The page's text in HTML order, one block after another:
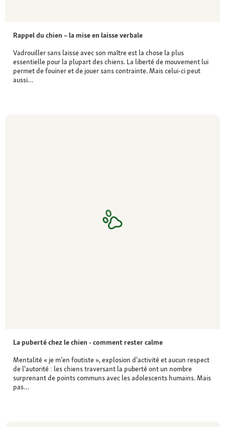
Rappel du chien – la mise en laisse verbale
Vadrouiller sans laisse avec son maître est la chose la plus
essentielle pour la plupart des chiens. La liberté de mouvement lui
permet de fouiner et de jouer sans contrainte. Mais celui-ci peut
aussi…
La puberté chez le chien - comment rester calme
Mentalité « je m’en foutiste », explosion d'activité et aucun respect
de l'autorité : les chiens traversant la puberté ont un nombre
surprenant de points communs avec les adolescents humains. Mais
pas…